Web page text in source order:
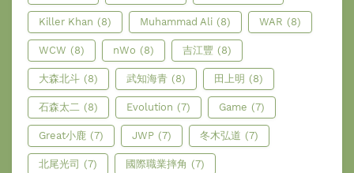
Killer Khan (8) Muhammad Ali (8) WAR (8)
WCW (8) nWo (8) 吉江豐 (8)
大森北斗 (8) 武知海青 (8) 田上明 (8)
石森太二 (8) Evolution (7) Game (7)
Great小鹿 (7) JWP (7) 冬木弘道 (7)
北尾光司 (7) 國際職業摔角 (7)